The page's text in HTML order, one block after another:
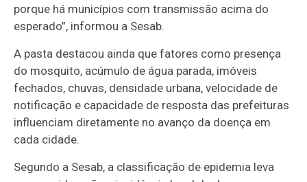
porque há municípios com transmissão acima do
esperado”, informou a Sesab.
A pasta destacou ainda que fatores como presença
do mosquito, acúmulo de água parada, imóveis
fechados, chuvas, densidade urbana, velocidade de
notificação e capacidade de resposta das prefeituras
influenciam diretamente no avanço da doença em
cada cidade.
Segundo a Sesab, a classificação de epidemia leva